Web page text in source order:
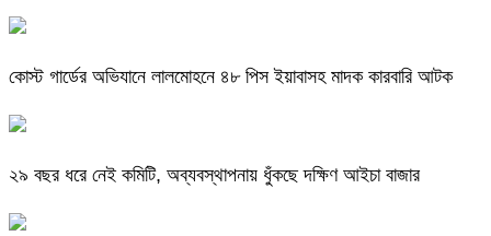
কোস্ট গার্ডের অভিযানে লালমোহনে ৪৮ পিস ইয়াবাসহ মাদক কারবারি আটক
২৯ বছর ধরে নেই কমিটি, অব্যবস্থাপনায় ধুঁকছে দক্ষিণ আইচা বাজার